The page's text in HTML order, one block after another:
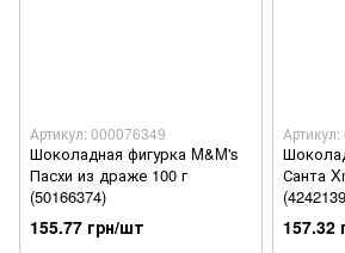
Артикул: 000076349
Шоколадная фигурка M&M's
Пасхи из драже 100 г
(50166374)
155.77 грн/шт
Санта
157.32